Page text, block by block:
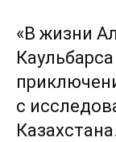
«В жизни
с